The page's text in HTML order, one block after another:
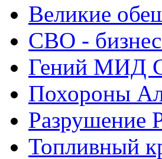
Великие
СВО -
Гений МИД
Похороны
Разрушение
Топливный